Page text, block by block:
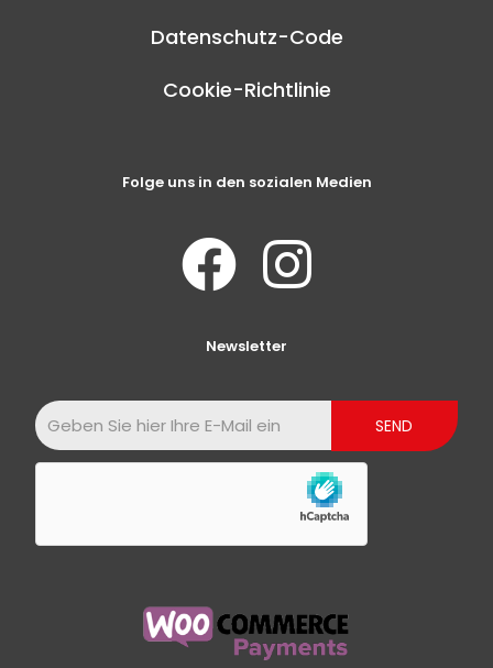
Datenschutz-Code
Cookie-Richtlinie
Folge uns in den sozialen Medien
Newsletter